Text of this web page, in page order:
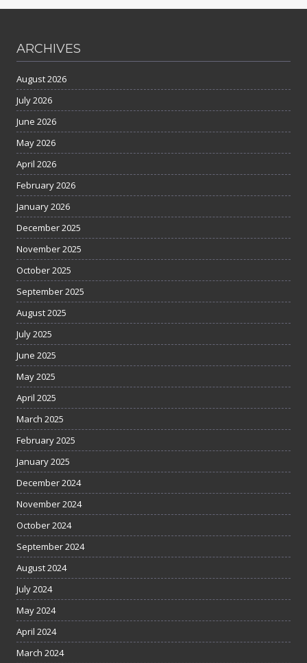
ARCHIVES
August 2026
July 2026
June 2026
May 2026
April 2026
February 2026
January 2026
December 2025
November 2025
October 2025
September 2025
August 2025
July 2025
June 2025
May 2025
April 2025
March 2025
February 2025
January 2025
December 2024
November 2024
October 2024
September 2024
August 2024
July 2024
May 2024
April 2024
March 2024